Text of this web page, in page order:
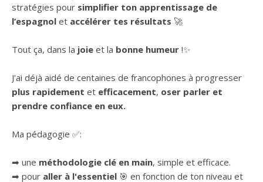
stratégies pour simplifier ton apprentissage de
l’espagnol et accélérer tes résultats 🚀
Tout ça, dans la joie et la bonne humeur !✨
J'ai déjà aidé de centaines de francophones à progresser
plus rapidement et efficacement, oser parler et
prendre confiance en eux.
Ma pédagogie ✅:
➡ une méthodologie clé en main, simple et efficace.
➡ pour aller à l'essentiel 🎯 en fonction de ton niveau et